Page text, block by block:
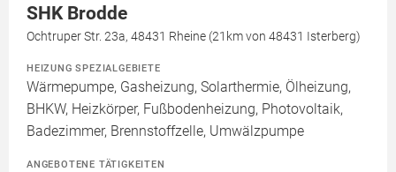
SHK Brodde
Ochtruper Str. 23a, 48431 Rheine (21km von 48431 Isterberg)
HEIZUNG SPEZIALGEBIETE
Wärmepumpe, Gasheizung, Solarthermie, Ölheizung,
BHKW, Heizkörper, Fußbodenheizung, Photovoltaik,
Badezimmer, Brennstoffzelle, Umwälzpumpe
ANGEBOTENE TÄTIGKEITEN